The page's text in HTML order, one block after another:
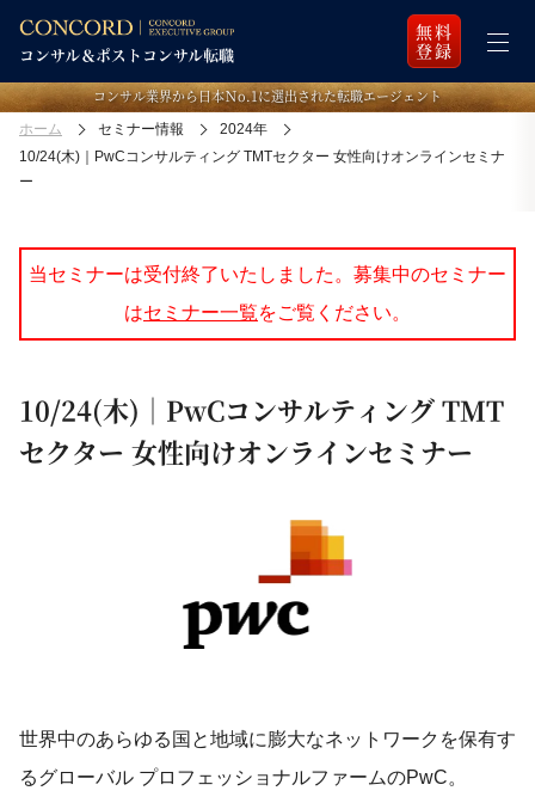
無料
登録
コンサル業界から日本Ｎo.1に選出された転職エージェント
ホーム セミナー情報
2024年
10/24(木)｜PwCコンサルティング TMTセクター 女性向けオンラインセミナ
ー
当セミナーは受付終了いたしました。募集中のセミナー
はセミナー一覧をご覧ください。
10/24(木)｜PwCコンサルティング TMT
セクター 女性向けオンラインセミナー
世界中のあらゆる国と地域に膨大なネットワークを保有す
るグローバル プロフェッショナルファームのPwC。